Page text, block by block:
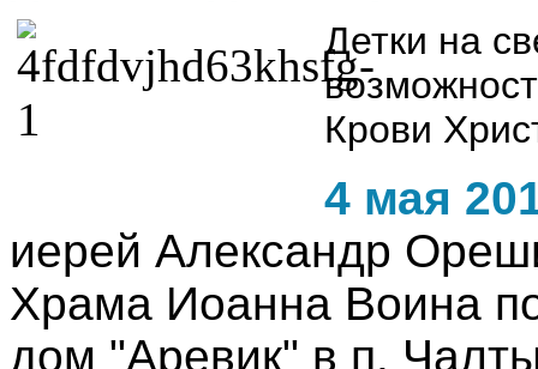
Детки на
Крови
4 мая
иерей Александр
Храма Иоанна Воина
дом "Аревик" в п.